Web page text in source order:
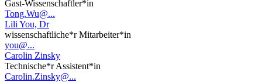
Gast-Wissenschaftler*in
Tong.Wu@...
Lili You, Dr
wissenschaftliche*r Mitarbeiter*in
you@...
Carolin Zinsky
Technische*r Assistent*in
Carolin.Zinsky@...